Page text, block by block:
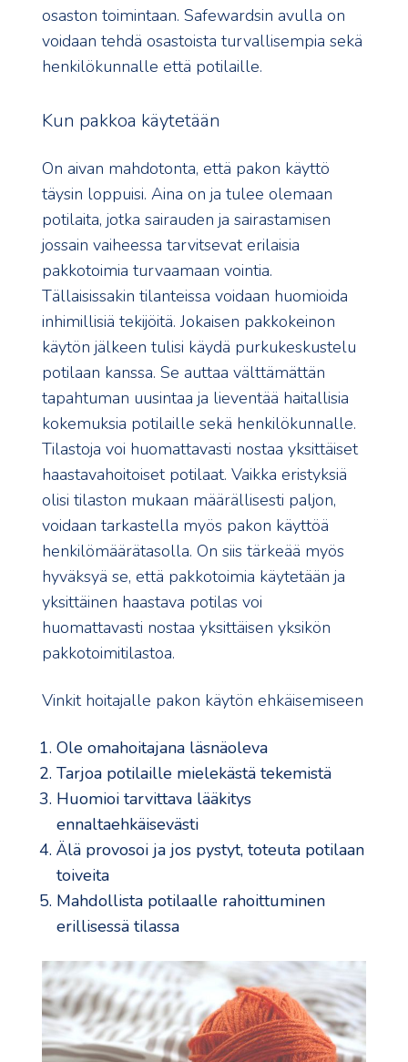
osaston toimintaan. Safewardsin avulla on
voidaan tehdä osastoista turvallisempia sekä
henkilökunnalle että potilaille.
Kun pakkoa käytetään
On aivan mahdotonta, että pakon käyttö
täysin loppuisi. Aina on ja tulee olemaan
potilaita, jotka sairauden ja sairastamisen
jossain vaiheessa tarvitsevat erilaisia
pakkotoimia turvaamaan vointia.
Tällaisissakin tilanteissa voidaan huomioida
inhimillisiä tekijöitä. Jokaisen pakkokeinon
käytön jälkeen tulisi käydä purkukeskustelu
potilaan kanssa. Se auttaa välttämättän
tapahtuman uusintaa ja lieventää haitallisia
kokemuksia potilaille sekä henkilökunnalle.
Tilastoja voi huomattavasti nostaa yksittäiset
haastavahoitoiset potilaat. Vaikka eristyksiä
olisi tilaston mukaan määrällisesti paljon,
voidaan tarkastella myös pakon käyttöä
henkilömäärätasolla. On siis tärkeää myös
hyväksyä se, että pakkotoimia käytetään ja
yksittäinen haastava potilas voi
huomattavasti nostaa yksittäisen yksikön
pakkotoimitilastoa.
Vinkit hoitajalle pakon käytön ehkäisemiseen
Ole omahoitajana läsnäoleva
Tarjoa potilaille mielekästä tekemistä
Huomioi tarvittava lääkitys
ennaltaehkäisevästi
Älä provosoi ja jos pystyt, toteuta potilaan
toiveita
Mahdollista potilaalle rahoittuminen
erillisessä tilassa